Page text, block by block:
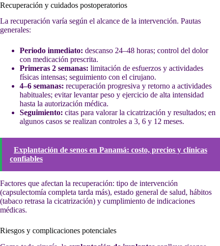
Recuperación y cuidados postoperatorios
La recuperación varía según el alcance de la intervención. Pautas
generales:
Periodo inmediato: descanso 24–48 horas; control del dolor
con medicación prescrita.
Primeras 2 semanas: limitación de esfuerzos y actividades
físicas intensas; seguimiento con el cirujano.
4–6 semanas: recuperación progresiva y retorno a actividades
habituales; evitar levantar peso y ejercicio de alta intensidad
hasta la autorización médica.
Seguimiento: citas para valorar la cicatrización y resultados; en
algunos casos se realizan controles a 3, 6 y 12 meses.
Explantación de senos en Panamá: costo, precios y clínicas
confiables
Factores que afectan la recuperación: tipo de intervención
(capsulectomía completa tarda más), estado general de salud, hábitos
(tabaco retrasa la cicatrización) y cumplimiento de indicaciones
médicas.
Riesgos y complicaciones potenciales